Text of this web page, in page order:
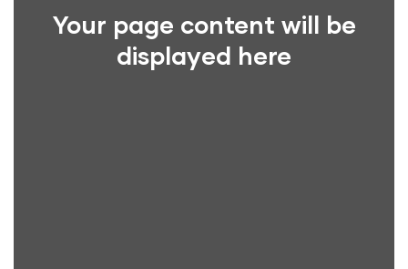
Your page content will be
displayed here